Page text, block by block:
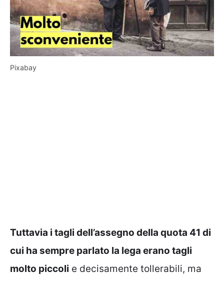
Pixabay
Tuttavia i tagli dell’assegno della quota 41 di
cui ha sempre parlato la lega erano tagli
molto piccoli e decisamente tollerabili, ma